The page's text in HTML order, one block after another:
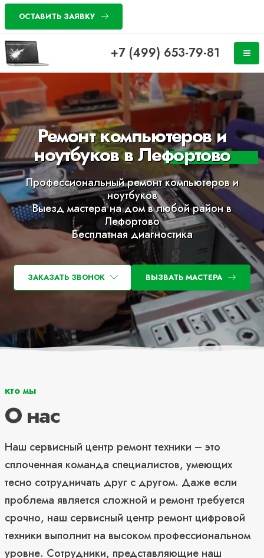
ОСТАВИТЬ ЗАЯВКУ
+7 (499) 653-79-81
Ремонт компьютеров и
ноутбуков в Лефортово
Профессиональный ремонт компьютеров и
ноутбуков
Выезд мастера на дом в любой район в
Лефортово
Бесплатная диагностика
ЗАКАЗАТЬ ЗВОНОК ВЫЗВАТЬ МАСТЕРА
кто мы
О нас
Наш сервисный центр ремонт техники – это
сплоченная команда специалистов, умеющих
тесно сотрудничать друг с другом. Даже если
проблема является сложной и ремонт требуется
срочно, наш сервисный центр ремонт цифровой
техники выполнит на высоком профессиональном
уровне. Сотрудники, представляющие наш